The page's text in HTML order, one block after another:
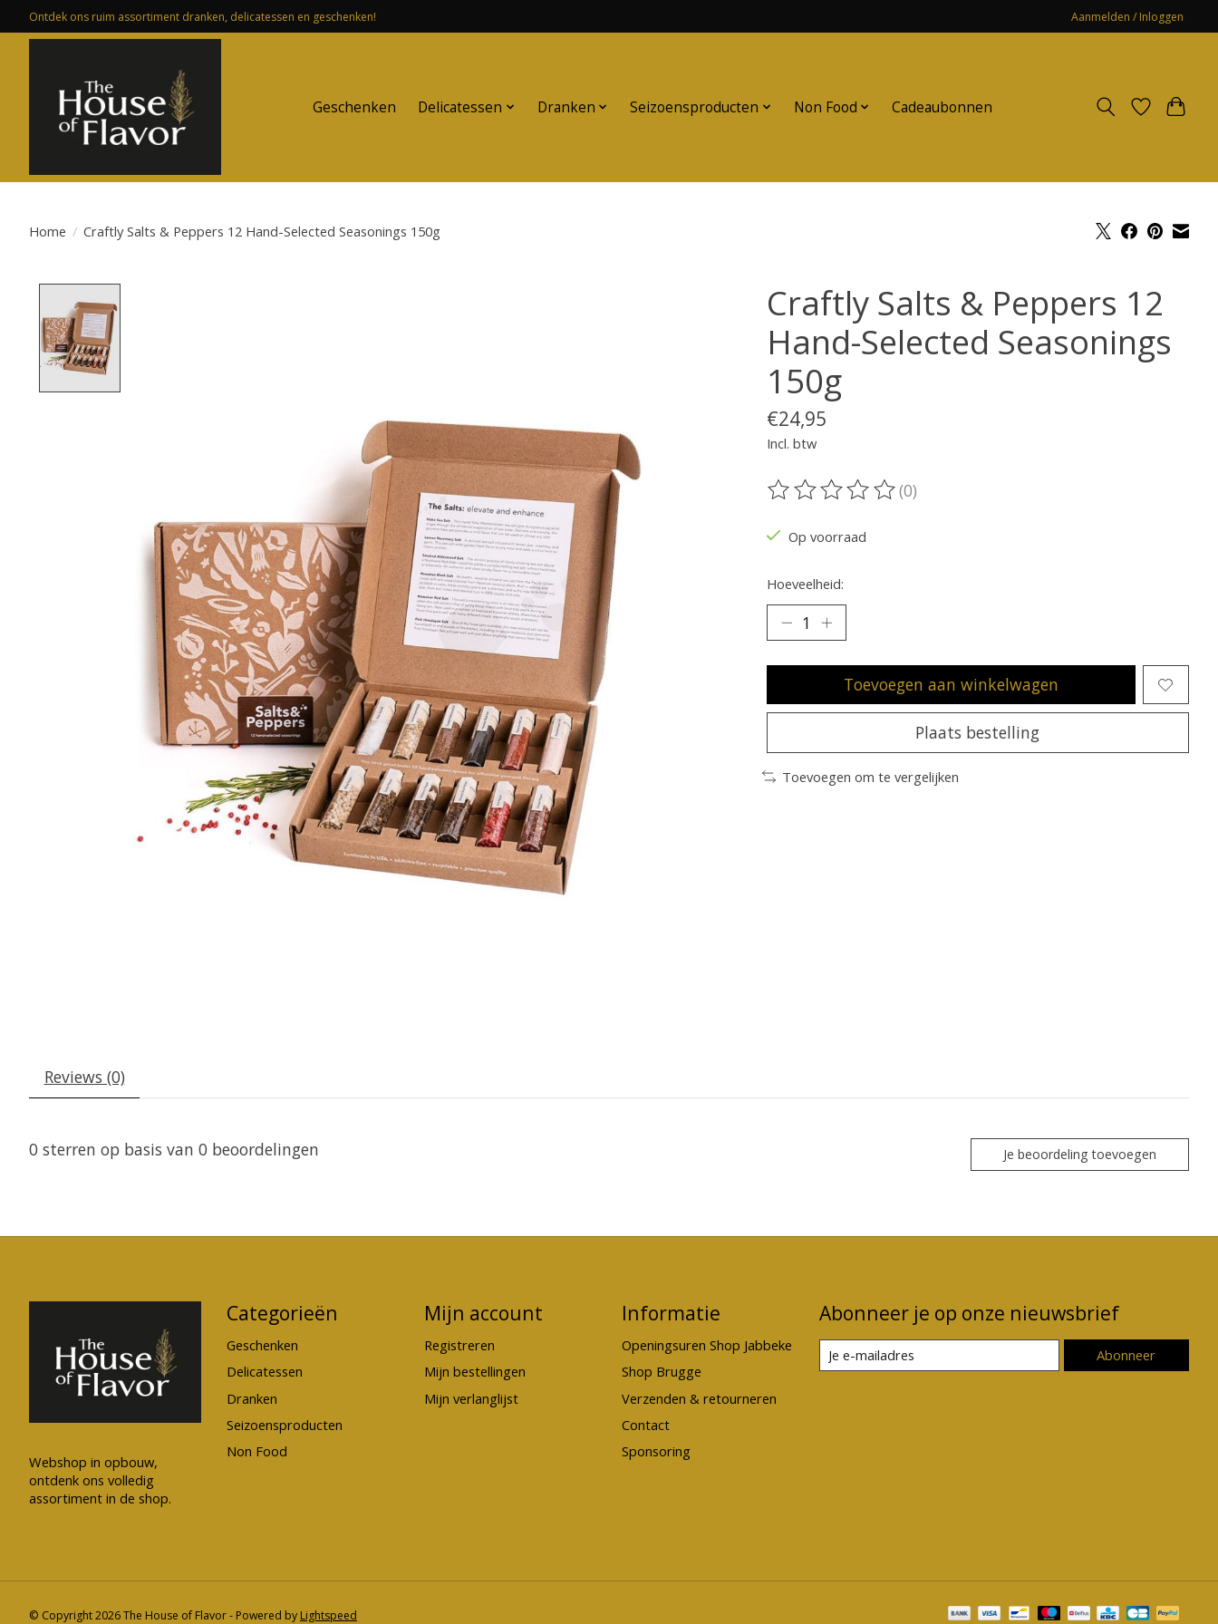
Ontdek ons ruim assortiment dranken, delicatessen en geschenken! Aanmelden / Inloggen
Geschenken Delicatessen Dranken Seizoensproducten Non Food Cadeaubonnen
Home / Craftly Salts & Peppers 12 Hand-Selected Seasonings 150g
Craftly Salts & Peppers 12
Hand-Selected Seasonings
150g
€24,95
Incl. btw
De beoordeling van dit product is
(0)
Op voorraad
Hoeveelheid:
Toevoegen aan winkelwagen
Plaats bestelling
Toevoegen om te vergelijken
Reviews (0)
0 sterren op basis van 0 beoordelingen Je beoordeling toevoegen
Webshop in opbouw,
ontdenk ons volledig
assortiment in de shop.
Categorieën
Geschenken
Delicatessen
Dranken
Seizoensproducten
Non Food
Mijn account
Registreren
Mijn bestellingen
Mijn verlanglijst
Informatie
Openingsuren Shop Jabbeke
Shop Brugge
Verzenden & retourneren
Contact
Sponsoring
Abonneer je op onze nieuwsbrief
Abonneer
© Copyright 2026 The House of Flavor - Powered by Lightspeed